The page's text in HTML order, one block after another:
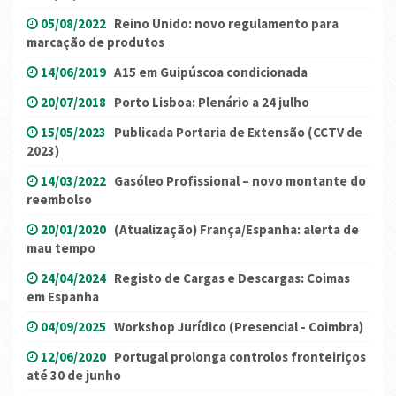
05/08/2022 Reino Unido: novo regulamento para
marcação de produtos
14/06/2019 A15 em Guipúscoa condicionada
20/07/2018 Porto Lisboa: Plenário a 24 julho
15/05/2023 Publicada Portaria de Extensão (CCTV de
2023)
14/03/2022 Gasóleo Profissional – novo montante do
reembolso
20/01/2020 (Atualização) França/Espanha: alerta de
mau tempo
24/04/2024 Registo de Cargas e Descargas: Coimas
em Espanha
04/09/2025 Workshop Jurídico (Presencial - Coimbra)
12/06/2020 Portugal prolonga controlos fronteiriços
até 30 de junho